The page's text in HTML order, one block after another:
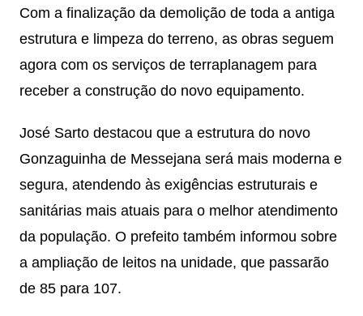
Com a finalização da demolição de toda a antiga
estrutura e limpeza do terreno, as obras seguem
agora com os serviços de terraplanagem para
receber a construção do novo equipamento.
José Sarto destacou que a estrutura do novo
Gonzaguinha de Messejana será mais moderna e
segura, atendendo às exigências estruturais e
sanitárias mais atuais para o melhor atendimento
da população. O prefeito também informou sobre
a ampliação de leitos na unidade, que passarão
de 85 para 107.